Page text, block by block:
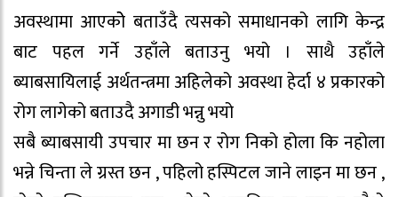
अवस्थामा आएकोे बताउँदै त्यसको समाधानको लागि केन्द्र
बाट पहल गर्ने उहाँले बताउनु भयो । साथै उहाँले
ब्याबसायिलाई अर्थतन्त्रमा अहिलेको अवस्था हेर्दा ४ प्रकारको
रोग लागेको बताउदै अगाडी भन्नु भयो
सबै ब्याबसायी उपचार मा छन र रोग निको होला कि नहोला
भन्ने चिन्ता ले ग्रस्त छन , पहिलो हस्पिटल जाने लाइन मा छन ,